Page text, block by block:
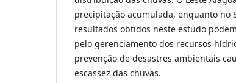
precipitação acumulada, enquanto no
resultados obtidos neste estudo
pelo gerenciamento dos recursos
prevenção de desastres ambientais
escassez das chuvas.